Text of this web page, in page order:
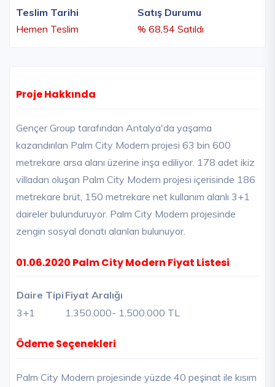
Teslim Tarihi
Hemen Teslim
Satış Durumu
% 68,54 Satıldı
Proje Hakkında
Gençer Group tarafından Antalya'da yaşama
kazandırılan Palm City Modern projesi 63 bin 600
metrekare arsa alanı üzerine inşa ediliyor. 178 adet ikiz
villadan oluşan Palm City Modern projesi içerisinde 186
metrekare brüt, 150 metrekare net kullanım alanlı 3+1
daireler bulunduruyor. Palm City Modern projesinde
zengin sosyal donatı alanları bulunuyor.
01.06.2020 Palm City Modern Fiyat Listesi
Daire Tipi Fiyat Aralığı
3+1
1.350.000- 1.500.000 TL
Ödeme Seçenekleri
Palm City Modern projesinde yüzde 40 peşinat ile kısım